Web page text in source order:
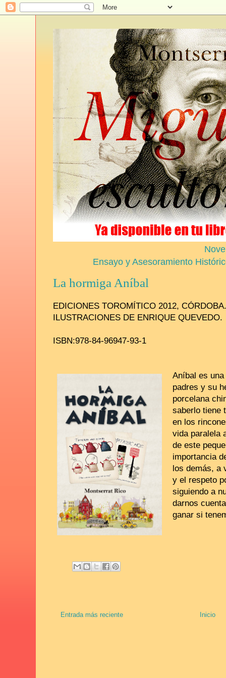
Ensayo y Asesoramiento
La hormiga Aníbal
EDICIONES TOROMÍTICO 2012, CÓRDOBA.
ILUSTRACIONES DE ENRIQUE QUEVEDO.
ISBN:978-84-96947-93-1
Aníbal es
padres y su
porcelana
saberlo tiene
en los
vida paralela
de este
importancia
los demás, a
y el respeto
siguiendo a
darnos
ganar si
Entrada más reciente Inicio